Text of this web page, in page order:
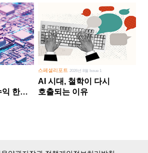
한계
스페셜리포트 2026년 8월 Issue 1
AI 시대, 철학이 다시
호출되는 이유